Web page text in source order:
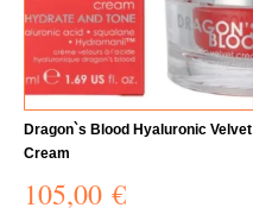
Dragon`s Blood Hyaluronic Velvet
Cream
105,00 €